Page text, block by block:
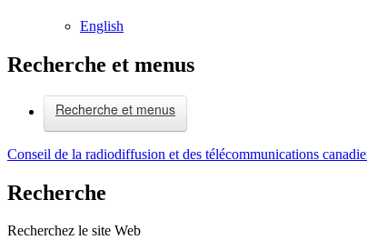
English
Recherche et menus
Recherche et menus
Conseil de la radiodiffusion et des télécommunications
Recherche
Recherchez le site Web